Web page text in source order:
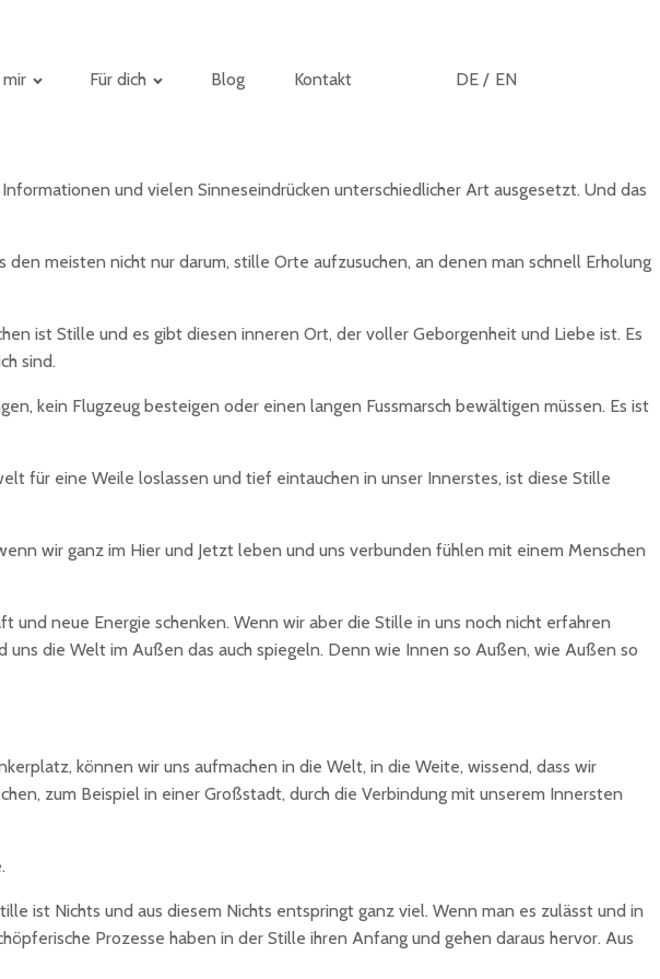
Für dich Blog Kontakt DE / EN
und vielen Sinneseindrücken unterschiedlicher Art ausgesetzt. Und das
meisten nicht nur darum, stille Orte aufzusuchen, an denen man schnell Erholung
ist Stille und es gibt diesen inneren Ort, der voller Geborgenheit und Liebe ist. Es
sind.
kein Flugzeug besteigen oder einen langen Fussmarsch bewältigen müssen. Es ist
für eine Weile loslassen und tief eintauchen in unser Innerstes, ist diese Stille
wir ganz im Hier und Jetzt leben und uns verbunden fühlen mit einem Menschen
und neue Energie schenken. Wenn wir aber die Stille in uns noch nicht erfahren
die Welt im Außen das auch spiegeln. Denn wie Innen so Außen, wie Außen so
können wir uns aufmachen in die Welt, in die Weite, wissend, dass wir
zum Beispiel in einer Großstadt, durch die Verbindung mit unserem Innersten
ist Nichts und aus diesem Nichts entspringt ganz viel. Wenn man es zulässt und in
Prozesse haben in der Stille ihren Anfang und gehen daraus hervor. Aus